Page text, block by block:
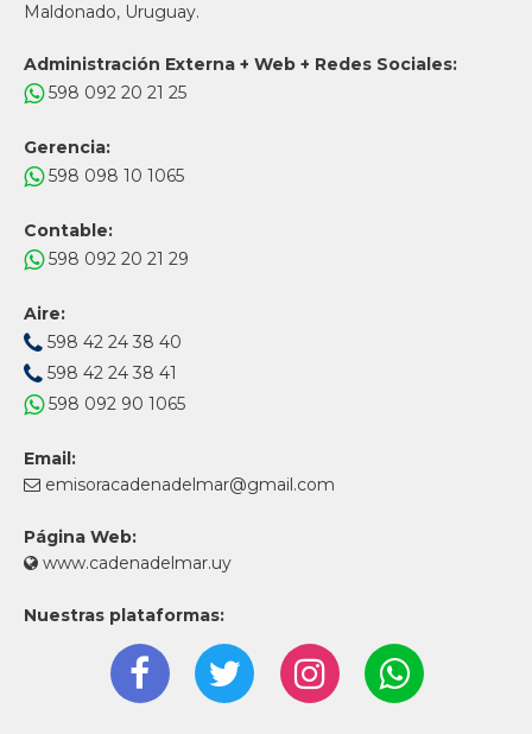
Maldonado, Uruguay.
Administración Externa + Web + Redes Sociales:
598 092 20 21 25
Gerencia:
598 098 10 1065
Contable:
598 092 20 21 29
Aire:
598 42 24 38 40
598 42 24 38 41
598 092 90 1065
Email:
emisoracadenadelmar@gmail.com
Página Web:
www.cadenadelmar.uy
Nuestras plataformas: